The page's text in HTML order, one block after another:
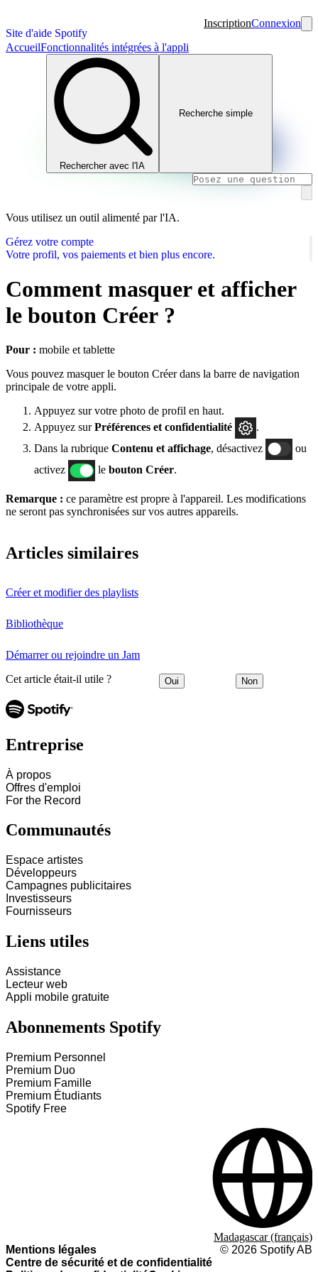
Site d'aide Spotify
InscriptionConnexion
AccueilFonctionnalités intégrées à l'appli
Rechercher avec l'IA
Recherche simple
Vous utilisez un outil alimenté par l'IA.
Gérez votre compte
Votre profil, vos paiements et bien plus encore.
Comment masquer et afficher
le bouton Créer ?
Pour : mobile et tablette
Vous pouvez masquer le bouton Créer dans la barre de navigation
principale de votre appli.
Appuyez sur votre photo de profil en haut.
Appuyez surPréférences et confidentialité
.
Dans la rubrique Contenu et affichage, désactivez
ou
activez
le bouton Créer.
Remarque : ce paramètre est propre à l'appareil. Les modifications
ne seront pas synchronisées sur vos autres appareils.
Articles similaires
Créer et modifier des playlists
Bibliothèque
Démarrer ou rejoindre un Jam
Cet article était-il utile ? Oui Non
Entreprise
À propos
Offres d'emploi
For the Record
Communautés
Espace artistes
Développeurs
Campagnes publicitaires
Investisseurs
Fournisseurs
Liens utiles
Assistance
Lecteur web
Appli mobile gratuite
Abonnements Spotify
Premium Personnel
Premium Duo
Premium Famille
Premium Étudiants
Spotify Free
Mentions légales
Centre de sécurité et de confidentialité
© 2026 Spotify AB
Madagascar (français)